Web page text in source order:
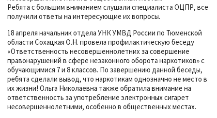
Ребята с большим вниманием слушали специалиста ОЦПР, все
получили ответы на интересующие их вопросы.
18 апреля начальник отдела УНК УМВД России по Тюменской
области Сохацкая О.Н. провела профилактическую беседу
«Ответственность несовершеннолетних за совершение
правонарушений в сфере незаконного оборота наркотиков» с
обучающимися 7 и 8 классов. По завершению данной беседы,
ребята сделали вывод, что наркотикам однозначно не место в
их жизни! Ольга Николаевна также обратила внимание на
ответственность за употребление электронных сигарет
несовершеннолетними, особенно в общественных местах.